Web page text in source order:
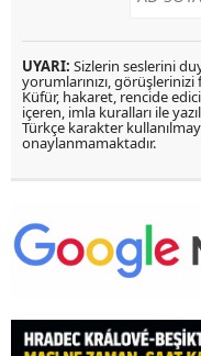
UYARI: Sizlerin seslerini
yorumlarınızı,
Küfür, hakaret, rencide
içeren, imla kuralları ile
Türkçe karakter
onaylanmamaktadır.